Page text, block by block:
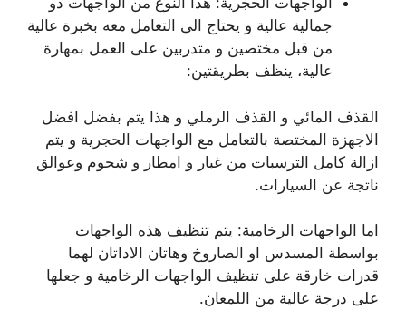
جمالية عالية و يحتاج الى التعامل معه بخبرة عالية
من قبل مختصين و متدربين على العمل بمهارة
عالية، ينظف بطريقتين:
القذف المائي و القذف الرملي و هذا يتم بفضل افضل
الاجهزة المختصة بالتعامل مع الواجهات الحجرية و يتم
ازالة كامل الترسبات من غبار و امطار و شحوم وعوالق
ناتجة عن السيارات.
اما الواجهات الرخامية: يتم تنظيف هذه الواجهات
بواسطة المسدس او الصاروخ وهاتان الاداتان لهما
قدرات خارقة على تنظيف الواجهات الرخامية و جعلها
على درجة عالية من اللمعان.